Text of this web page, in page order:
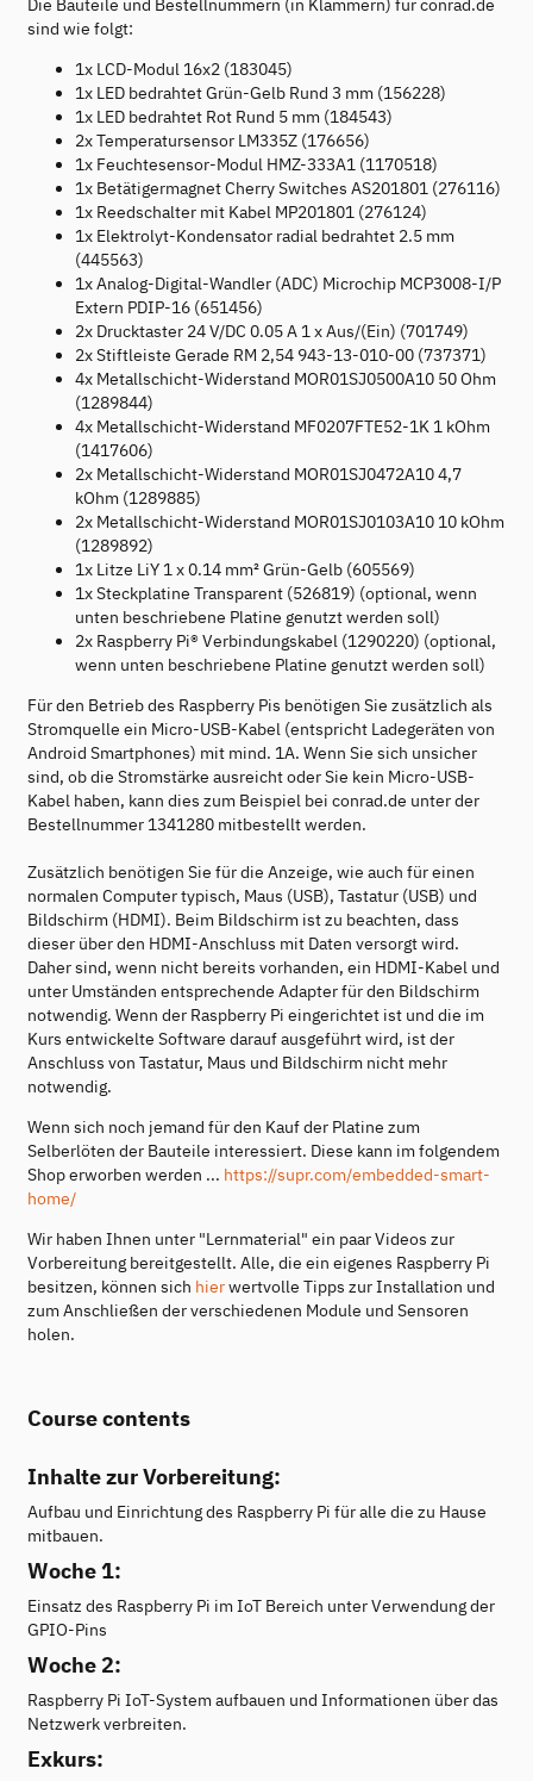
Die Bauteile und Bestellnummern (in Klammern) für conrad.de
sind wie folgt:
1x LCD-Modul 16x2 (183045)
1x LED bedrahtet Grün-Gelb Rund 3 mm (156228)
1x LED bedrahtet Rot Rund 5 mm (184543)
2x Temperatursensor LM335Z (176656)
1x Feuchtesensor-Modul HMZ-333A1 (1170518)
1x Betätigermagnet Cherry Switches AS201801 (276116)
1x Reedschalter mit Kabel MP201801 (276124)
1x Elektrolyt-Kondensator radial bedrahtet 2.5 mm
(445563)
1x Analog-Digital-Wandler (ADC) Microchip MCP3008-I/P
Extern PDIP-16 (651456)
2x Drucktaster 24 V/DC 0.05 A 1 x Aus/(Ein) (701749)
2x Stiftleiste Gerade RM 2,54 943-13-010-00 (737371)
4x Metallschicht-Widerstand MOR01SJ0500A10 50 Ohm
(1289844)
4x Metallschicht-Widerstand MF0207FTE52-1K 1 kOhm
(1417606)
2x Metallschicht-Widerstand MOR01SJ0472A10 4,7
kOhm (1289885)
2x Metallschicht-Widerstand MOR01SJ0103A10 10 kOhm
(1289892)
1x Litze LiY 1 x 0.14 mm² Grün-Gelb (605569)
1x Steckplatine Transparent (526819) (optional, wenn
unten beschriebene Platine genutzt werden soll)
2x Raspberry Pi® Verbindungskabel (1290220) (optional,
wenn unten beschriebene Platine genutzt werden soll)
Für den Betrieb des Raspberry Pis benötigen Sie zusätzlich als
Stromquelle ein Micro-USB-Kabel (entspricht Ladegeräten von
Android Smartphones) mit mind. 1A. Wenn Sie sich unsicher
sind, ob die Stromstärke ausreicht oder Sie kein Micro-USB-
Kabel haben, kann dies zum Beispiel bei conrad.de unter der
Bestellnummer 1341280 mitbestellt werden.
Zusätzlich benötigen Sie für die Anzeige, wie auch für einen
normalen Computer typisch, Maus (USB), Tastatur (USB) und
Bildschirm (HDMI). Beim Bildschirm ist zu beachten, dass
dieser über den HDMI-Anschluss mit Daten versorgt wird.
Daher sind, wenn nicht bereits vorhanden, ein HDMI-Kabel und
unter Umständen entsprechende Adapter für den Bildschirm
notwendig. Wenn der Raspberry Pi eingerichtet ist und die im
Kurs entwickelte Software darauf ausgeführt wird, ist der
Anschluss von Tastatur, Maus und Bildschirm nicht mehr
notwendig.
Wenn sich noch jemand für den Kauf der Platine zum
Selberlöten der Bauteile interessiert. Diese kann im folgendem
Shop erworben werden ... https://supr.com/embedded-smart-
home/
Wir haben Ihnen unter "Lernmaterial" ein paar Videos zur
Vorbereitung bereitgestellt. Alle, die ein eigenes Raspberry Pi
besitzen, können sich hierwertvolle Tipps zur Installation und
zum Anschließen der verschiedenen Module und Sensoren
holen.
Course contents
Inhalte zur Vorbereitung:
Aufbau und Einrichtung des Raspberry Pi für alle die zu Hause
mitbauen.
Woche 1:
Einsatz des Raspberry Pi im IoT Bereich unter Verwendung der
GPIO-Pins
Woche 2:
Raspberry Pi IoT-System aufbauen und Informationen über das
Netzwerk verbreiten.
Exkurs: